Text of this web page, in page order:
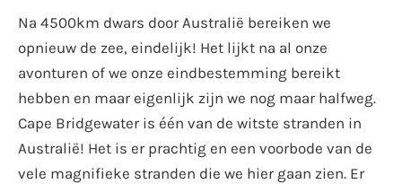
Na 4500km dwars door Australië bereiken we
opnieuw de zee, eindelijk! Het lijkt na al onze
avonturen of we onze eindbestemming bereikt
hebben en maar eigenlijk zijn we nog maar halfweg.
Cape Bridgewater is één van de witste stranden in
Australië! Het is er prachtig en een voorbode van de
vele magnifieke stranden die we hier gaan zien. Er